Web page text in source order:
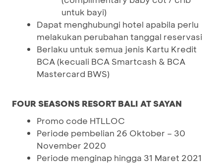
untuk bayi)
Dapat menghubungi hotel apabila perlu
melakukan perubahan tanggal reservasi
Berlaku untuk semua jenis Kartu Kredit
BCA (kecuali BCA Smartcash & BCA
Mastercard BWS)
FOUR SEASONS RESORT BALI AT SAYAN
Promo code HTLLOC
Periode pembelian 26 Oktober – 30
November 2020
Periode menginap hingga 31 Maret 2021